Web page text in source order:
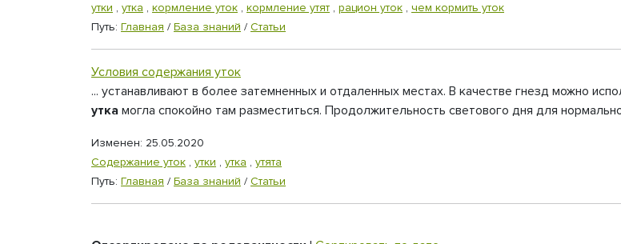
утки , утка , кормление уток , кормление утят , рацион уток , чем кормить уток
Путь: Главная / База знаний / Статьи
Условия содержания уток
... устанавливают в более затемненных и отдаленных местах. В качестве гнезд можно
утка могла спокойно там разместиться. Продолжительность светового дня для
Изменен: 25.05.2020
Содержание уток , утки , утка , утята
Путь: Главная / База знаний / Статьи